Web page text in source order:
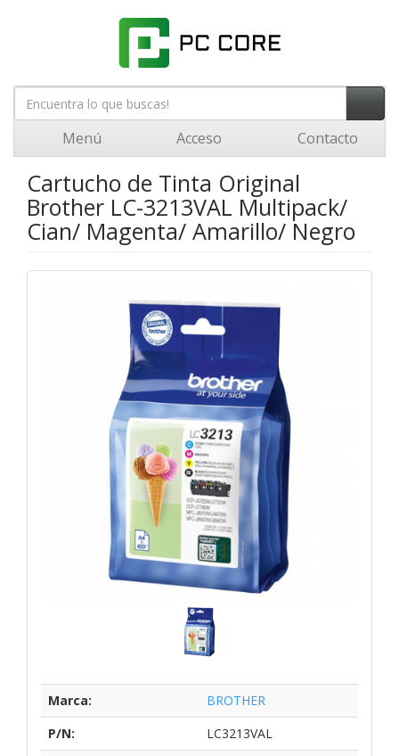
Menú Acceso Contacto
Cartucho de Tinta Original
Brother LC-3213VAL Multipack/
Cian/ Magenta/ Amarillo/ Negro
Marca:
BROTHER
P/N:
LC3213VAL